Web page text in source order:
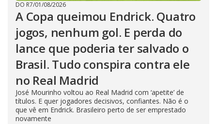
DO R7/01/08/2026
A Copa queimou Endrick. Quatro
jogos, nenhum gol. E perda do
lance que poderia ter salvado o
Brasil. Tudo conspira contra ele
no Real Madrid
José Mourinho voltou ao Real Madrid com ‘apetite’ de
títulos. E quer jogadores decisivos, confiantes. Não é o
que vê em Endrick. Brasileiro perto de ser emprestado
novamente